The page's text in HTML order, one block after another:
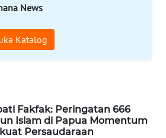
News
Katalog
Fakfak: Peringatan 666
Islam di Papua Momentum
Persaudaraan